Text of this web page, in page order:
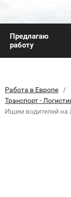
Предлагаю
работу
Работа в Европе
Транспорт -
Ищем водителей на